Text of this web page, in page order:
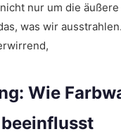
nur um die äußere
was wir
Wie